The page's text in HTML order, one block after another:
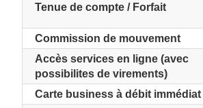
Tenue de compte / Forfait
Commission de mouvement
Accès services en ligne (avec
possibilites de virements)
Carte business à débit immédiat